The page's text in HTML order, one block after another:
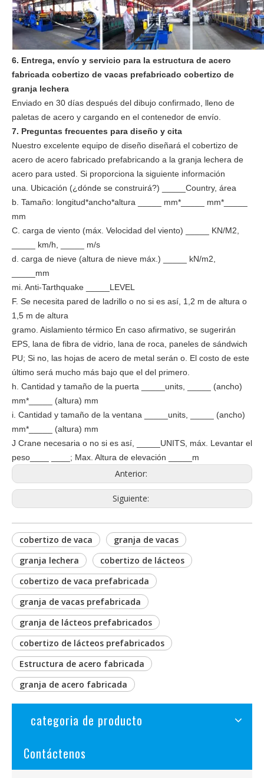
6. Entrega, envío y servicio para la estructura de acero
fabricada cobertizo de vacas prefabricado cobertizo de
granja lechera
Enviado en 30 días después del dibujo confirmado, lleno de
paletas de acero y cargando en el contenedor de envío.
7. Preguntas frecuentes para diseño y cita
Nuestro excelente equipo de diseño diseñará el cobertizo de
acero de acero fabricado prefabricando a la granja lechera de
acero para usted. Si proporciona la siguiente información
una. Ubicación (¿dónde se construirá?) _____Country, área
b. Tamaño: longitud*ancho*altura _____ mm*_____ mm*_____
mm
C. carga de viento (máx. Velocidad del viento) _____ KN/M2,
_____ km/h, _____ m/s
d. carga de nieve (altura de nieve máx.) _____ kN/m2,
_____mm
mi. Anti-Tarthquake _____LEVEL
F. Se necesita pared de ladrillo o no si es así, 1,2 m de altura o
1,5 m de altura
gramo. Aislamiento térmico En caso afirmativo, se sugerirán
EPS, lana de fibra de vidrio, lana de roca, paneles de sándwich
PU; Si no, las hojas de acero de metal serán o. El costo de este
último será mucho más bajo que el del primero.
h. Cantidad y tamaño de la puerta _____units, _____ (ancho)
mm*_____ (altura) mm
i. Cantidad y tamaño de la ventana _____units, _____ (ancho)
mm*_____ (altura) mm
J Crane necesaria o no si es así, _____UNITS, máx. Levantar el
peso____ ____; Max. Altura de elevación _____m
Anterior:
Siguiente:
cobertizo de vaca
granja de vacas
granja lechera
cobertizo de lácteos
cobertizo de vaca prefabricada
granja de vacas prefabricada
granja de lácteos prefabricados
cobertizo de lácteos prefabricados
Estructura de acero fabricada
granja de acero fabricada
categoria de producto
Contáctenos